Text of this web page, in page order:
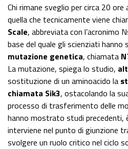
Chi rimane sveglio per circa 20
quella che tecnicamente viene
Scale, abbreviata con l’acronimo
base del quale gli scienziati hanno
mutazione genetica, chiamata
La mutazione, spiega lo studio,
sostituzione di un aminoacido la
chiamata Sik3, ostacolando la
processo di trasferimento delle
hanno mostrato studi precedenti,
interviene nel punto di giunzione
svolgere un ruolo critico nel ciclo